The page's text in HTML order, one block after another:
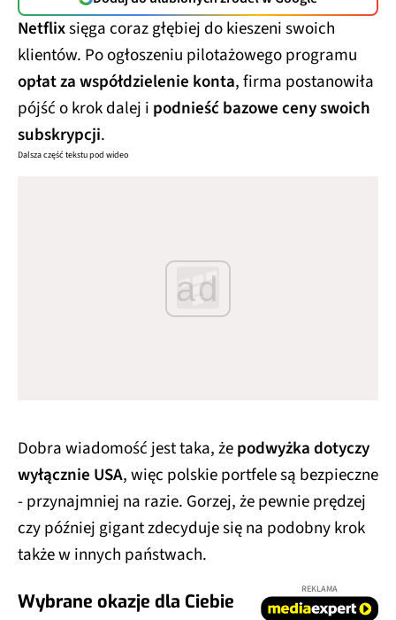
Netflixsięga coraz głębiej do kieszeni swoich
klientów. Po ogłoszeniu pilotażowego programu
opłat za współdzielenie konta, firma postanowiła
pójść o krok dalej i podnieść bazowe ceny swoich
subskrypcji.
Dalsza część tekstu pod wideo
ad
Dobra wiadomość jest taka, żepodwyżka dotyczy
wyłącznie USA, więc polskie portfele są bezpieczne
- przynajmniej na razie. Gorzej, że pewnie prędzej
czy później gigant zdecyduje się na podobny krok
także w innych państwach.
Wybrane okazje dla Ciebie
REKLAMA